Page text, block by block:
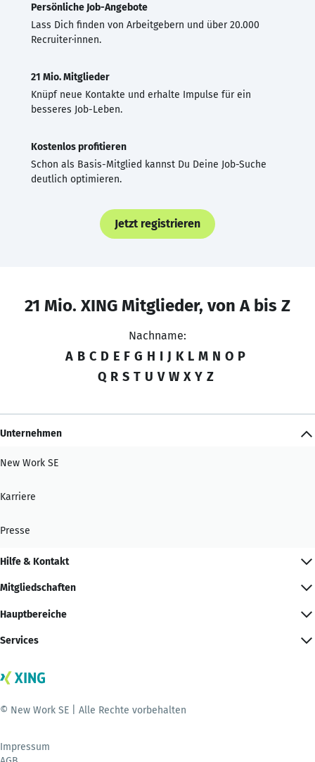
Persönliche Job-Angebote
Lass Dich finden von Arbeitgebern und über 20.000
Recruiter·innen.
21 Mio. Mitglieder
Knüpf neue Kontakte und erhalte Impulse für ein
besseres Job-Leben.
Kostenlos profitieren
Schon als Basis-Mitglied kannst Du Deine Job-Suche
deutlich optimieren.
Jetzt registrieren
21 Mio. XING Mitglieder, von A bis Z
Nachname:
A B C D E F G H I J K L M N O P
Q R S T U V W X Y Z
Unternehmen
New Work SE
Karriere
Presse
Hilfe & Kontakt
Mitgliedschaften
Hauptbereiche
Services
© New Work SE | Alle Rechte vorbehalten
Impressum